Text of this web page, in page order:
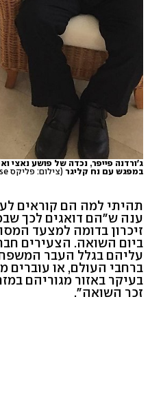
ג'ורדנה פייפר, נכדה של פושע נאצי
במפגש עם נח קליגר (צילום: פליקס March des lebense)
תהיתי למה הם קוראים
ענה ש"הם דואגים לכך
ביום השואה. הצעירים
עליהם בגלל העבר
ברחבי העולם, או עוברים
בעיקר באזור מגוריהם
זכר השואה".